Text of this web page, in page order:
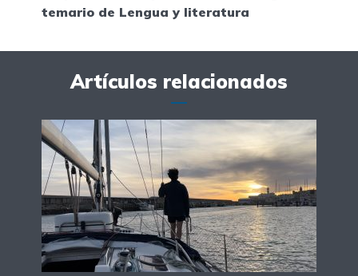
temario de Lengua y literatura
Artículos relacionados